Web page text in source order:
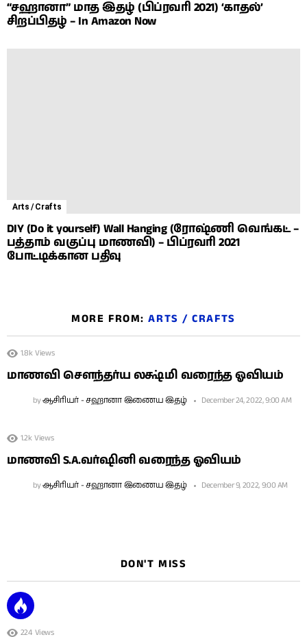
“சஹானா” மாத இதழ் (பிப்ரவரி 2021) ‘காதல்’
சிறப்பிதழ் – In Amazon Now
Arts / Crafts
DIY (Do it yourself) Wall Hanging (ரோஷ்ணி வெங்கட் –
பத்தாம் வகுப்பு மாணவி) – பிப்ரவரி 2021
போட்டிக்கான பதிவு
MORE FROM:ARTS / CRAFTS
1.8k Views
மாணவி சௌந்தர்ய லக்ஷ்மி வரைந்த ஓவியம்
byஆசிரியர் - சஹானா இணைய இதழ் December 24, 2022, 9:00 AM
1.2k Views
மாணவி S.A.வர்ஷினி வரைந்த ஓவியம்
byஆசிரியர் - சஹானா இணைய இதழ் December 9, 2022, 9:00 AM
DON'T MISS
224 Views